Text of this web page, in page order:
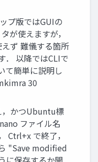
プ版ではGUIの
が使えますが，
ず 難儀する箇所
． 以降ではCLIで
て簡単に説明し
30
，かつUbuntu標
ファイル名
Ctrl+x で終了，
"Save modified